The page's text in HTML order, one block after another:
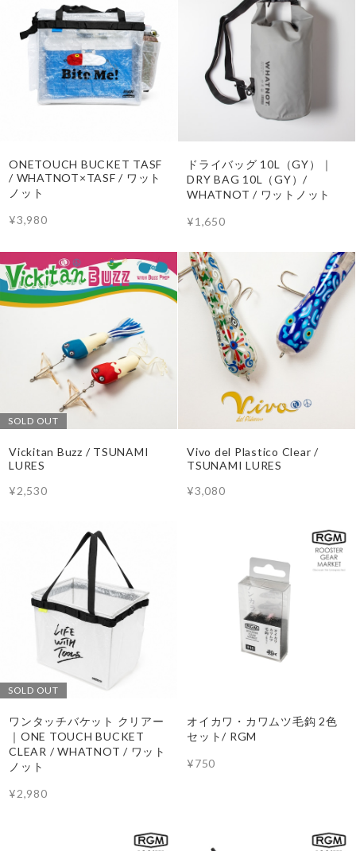
ONETOUCH BUCKET TASF
/ WHATNOT×TASF / ワット
ノット
¥3,980
ドライバッグ 10L（GY）｜
DRY BAG 10L（GY）/
WHATNOT / ワットノット
¥1,650
SOLD OUT
Vickitan Buzz / TSUNAMI
LURES
¥2,530
Vivo del Plastico Clear /
TSUNAMI LURES
¥3,080
SOLD OUT
ワンタッチバケット クリアー
｜ONE TOUCH BUCKET
CLEAR / WHATNOT / ワット
ノット
¥2,980
オイカワ・カワムツ毛鈎 2色
セット/ RGM
¥750